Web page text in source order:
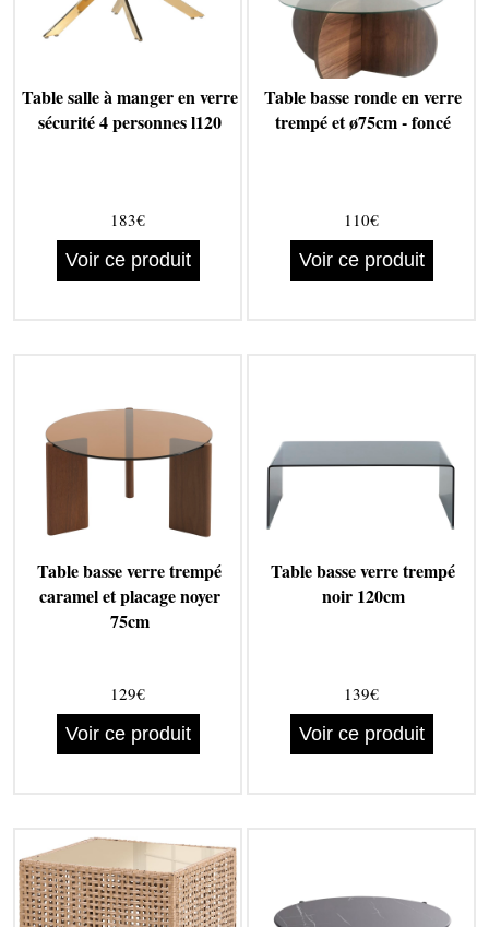
Table salle à manger en verre
sécurité 4 personnes l120
183€
Voir ce produit
Table basse ronde en verre
trempé et ø75cm - foncé
110€
Voir ce produit
Table basse verre trempé
caramel et placage noyer
75cm
129€
Voir ce produit
Table basse verre trempé
noir 120cm
139€
Voir ce produit